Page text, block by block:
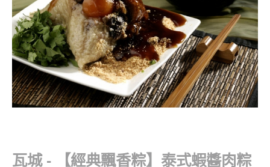
瓦城 - 【經典飄香粽】泰式蝦醬肉粽